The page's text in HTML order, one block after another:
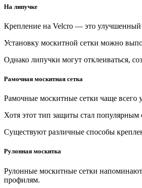
На липучке
Крепление на Velcro — это улучшенный
Установку москитной сетки можно
Однако липучки могут отклеиваться,
Рамочная москитная сетка
Рамочные москитные сетки чаще всего
Хотя этот тип защиты стал
Существуют различные способы
Рулонная москитка
Рулонные москитные сетки
профилям.